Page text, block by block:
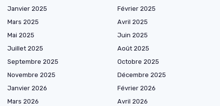
Janvier 2025
Février 2025
Mars 2025
Avril 2025
Mai 2025
Juin 2025
Juillet 2025
Août 2025
Septembre 2025
Octobre 2025
Novembre 2025
Décembre 2025
Janvier 2026
Février 2026
Mars 2026
Avril 2026